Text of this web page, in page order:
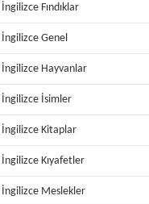
İngilizce Fındıklar
İngilizce Genel
İngilizce Hayvanlar
İngilizce İsimler
İngilizce Kitaplar
İngilizce Kıyafetler
İngilizce Meslekler